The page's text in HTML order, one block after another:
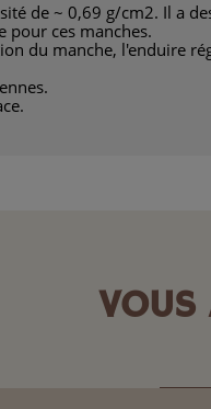
de ~ 0,69 g/cm2. Il a
pour ces manches.
du manche, l'enduire
VOUS